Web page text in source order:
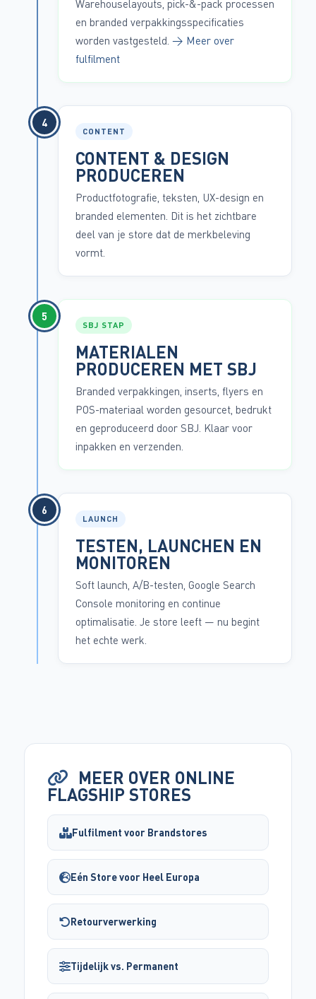
Warehouselayouts, pick-&-pack processen
en branded verpakkingsspecificaties
worden vastgesteld. → Meer over
fulfilment
4
CONTENT
CONTENT & DESIGN
PRODUCEREN
Productfotografie, teksten, UX-design en
branded elementen. Dit is het zichtbare
deel van je store dat de merkbeleving
vormt.
5
SBJ STAP
MATERIALEN
PRODUCEREN MET SBJ
Branded verpakkingen, inserts, flyers en
POS-materiaal worden gesourcet, bedrukt
en geproduceerd door SBJ. Klaar voor
inpakken en verzenden.
6
LAUNCH
TESTEN, LAUNCHEN EN
MONITOREN
Soft launch, A/B-testen, Google Search
Console monitoring en continue
optimalisatie. Je store leeft — nu begint
het echte werk.
MEER OVER ONLINE
FLAGSHIP STORES
Fulfilment voor Brandstores
Eén Store voor Heel Europa
Retourverwerking
Tijdelijk vs. Permanent